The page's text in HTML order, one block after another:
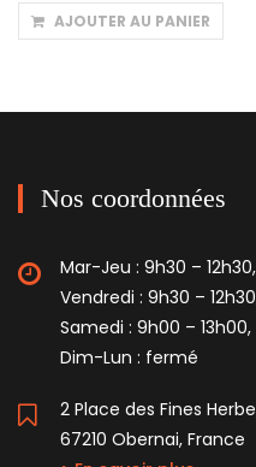
AJOUTER AU PANIER
Nos coordonnées
Mar-Jeu : 9h30 –
Vendredi : 9h30 –
Samedi : 9h00 – 13h00,
Dim-Lun : fermé
2 Place des Fines
67210 Obernai, France